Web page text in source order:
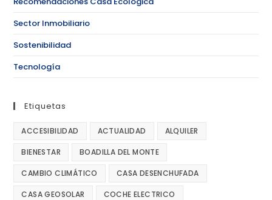
Sector Inmobiliario
Sostenibilidad
Tecnología
Etiquetas
ACCESIBILIDAD ACTUALIDAD ALQUILER
BIENESTAR BOADILLA DEL MONTE
CAMBIO CLIMÁTICO CASA DESENCHUFADA
CASA GEOSOLAR COCHE ELECTRICO